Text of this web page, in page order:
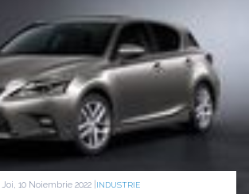
Joi, 10 Noiembrie 2022 | INDUSTRIE